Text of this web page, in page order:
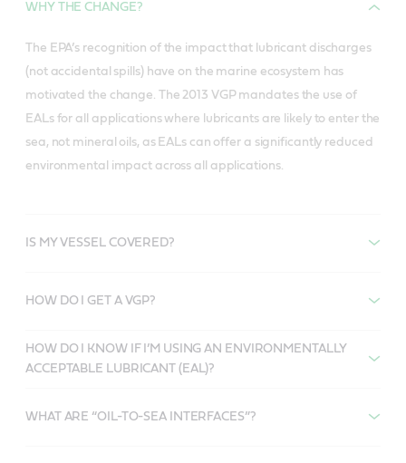
WHY THE CHANGE?
The EPA’s recognition of the impact that lubricant discharges
(not accidental spills) have on the marine ecosystem has
motivated the change. The 2013 VGP mandates the use of
EALs for all applications where lubricants are likely to enter the
sea, not mineral oils, as EALs can offer a significantly reduced
environmental impact across all applications.
IS MY VESSEL COVERED?
HOW DO I GET A VGP?
HOW DO I KNOW IF I’M USING AN ENVIRONMENTALLY
ACCEPTABLE LUBRICANT (EAL)?
WHAT ARE “OIL-TO-SEA INTERFACES”?